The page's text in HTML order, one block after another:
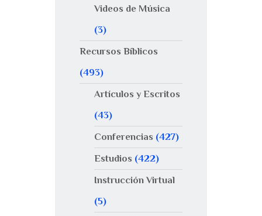
Videos de Música
(3)
Recursos Bíblicos
(493)
Artículos y Escritos
(43)
Conferencias (427)
Estudios (422)
Instrucción Virtual
(5)